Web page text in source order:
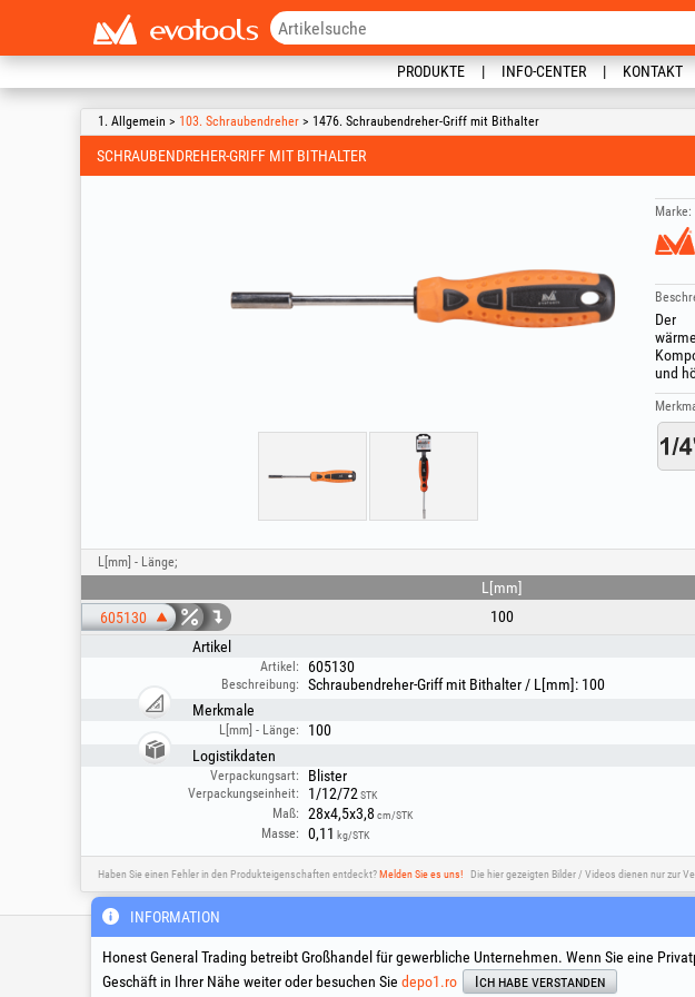
PRODUKTE INFO-CENTER KONTAKT
1. Allgemein > 103. Schraubendreher > 1476. Schraubendreher-Griff mit Bithalter
SCHRAUBENDREHER-GRIFF MIT BITHALTER
Marke:
Der
und
L[mm] - Länge;
L[mm]
605130
100
Artikel
Artikel: 605130
Beschreibung:
Schraubendreher-Griff mit Bithalter / L[mm]: 100
Merkmale
L[mm] - Länge:
100
Logistikdaten
Verpackungsart: Blister
Verpackungseinheit: 1/12/72 STK
Maß: 28x4,5x3,8 cm/STK
Masse: 0,11 kg/STK
Haben Sie einen Fehler in den Produkteigenschaften entdeckt?Melden Sie es uns! Die hier gezeigten Bilder / Videos dienen nur zur
Technische Hotline & Service Social Media
INFORMATION
Honest General Trading betreibt Großhandel für gewerbliche Unternehmen. Wenn Sie eine
Geschäft in Ihrer Nähe weiter oder besuchen Sie depo1.ro Ich habe verstanden